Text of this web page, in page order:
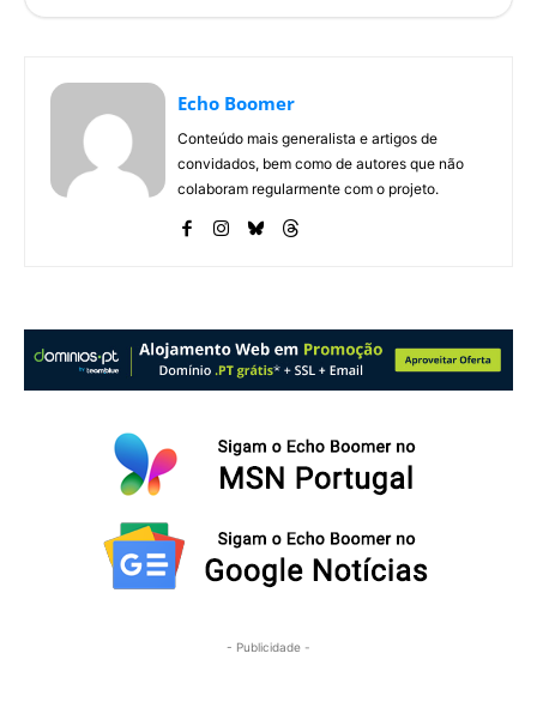
Echo Boomer
Conteúdo mais generalista e artigos de
convidados, bem como de autores que não
colaboram regularmente com o projeto.
- Publicidade -